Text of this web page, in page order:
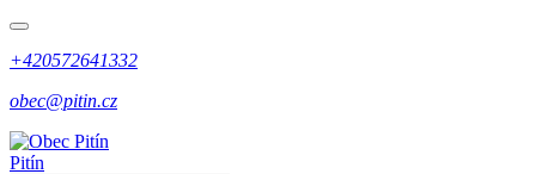
+420572641332
obec@pitin.cz
Pitín